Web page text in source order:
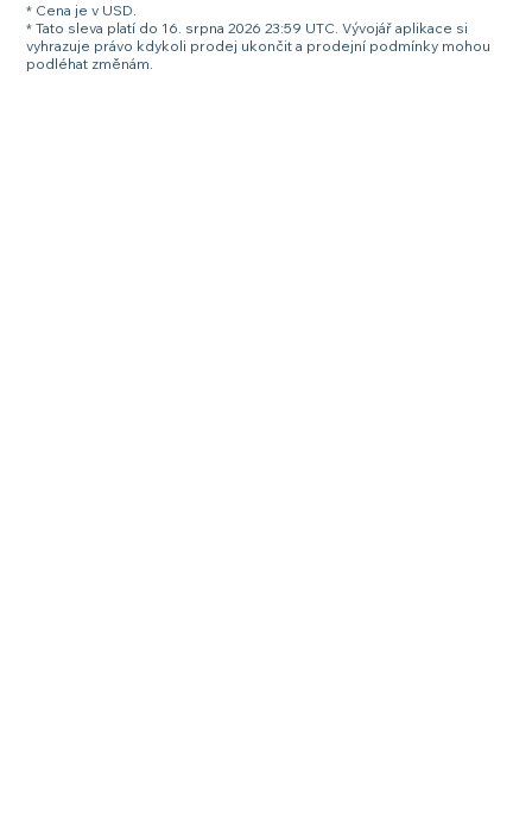
* Cena je v USD.
* Tato sleva platí do 16. srpna 2026 23:59 UTC. Vývojář aplikace si
vyhrazuje právo kdykoli prodej ukončit a prodejní podmínky mohou
podléhat změnám.